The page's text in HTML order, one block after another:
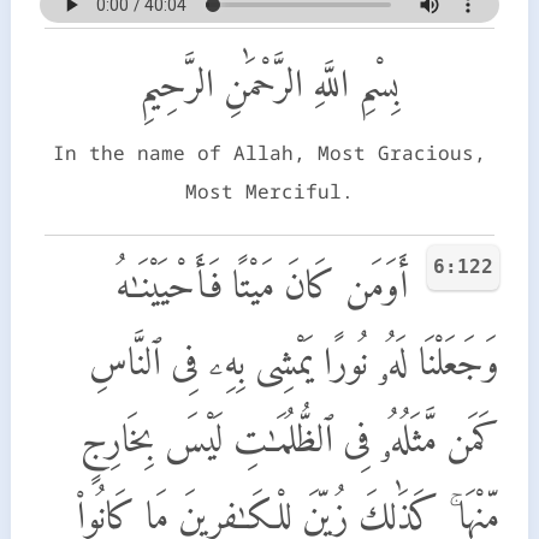
بِسْمِ اللَّهِ الرَّحْمَٰنِ الرَّحِيمِ
In the name of Allah, Most Gracious,
Most Merciful.
6:122
أَوَمَن كَانَ مَيْتًا فَأَحْيَيْنَـٰهُ
وَجَعَلْنَا لَهُۥ نُورًا يَمْشِى بِهِۦ فِى ٱلنَّاسِ
كَمَن مَّثَلُهُۥ فِى ٱلظُّلُمَـٰتِ لَيْسَ بِخَارِجٍ
مِّنْهَا ۚ كَذَٰلِكَ زُيِّنَ لِلْكَـٰفِرِينَ مَا كَانُوا۟